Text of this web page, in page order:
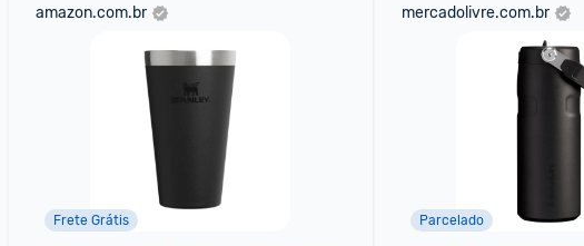
amazon.com.br
Frete Grátis
mercadolivre.com.br
Parcelado